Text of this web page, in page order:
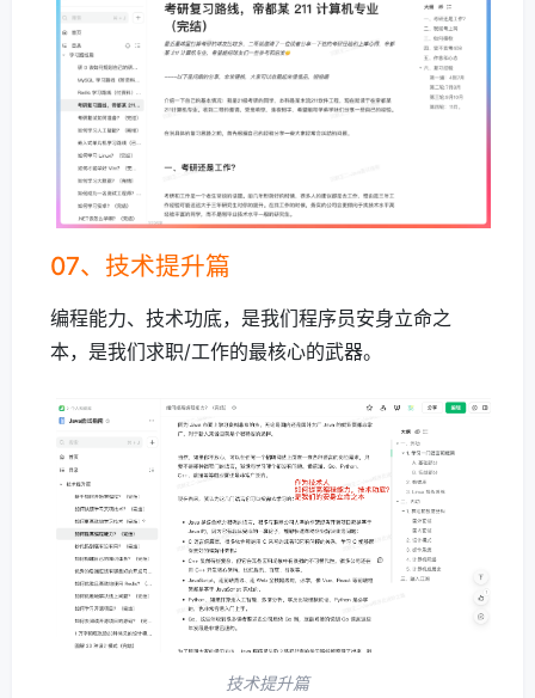
07、技术提升篇
编程能力、技术功底，是我们程序员安身立命之
本，是我们求职/工作的最核心的武器。
技术提升篇